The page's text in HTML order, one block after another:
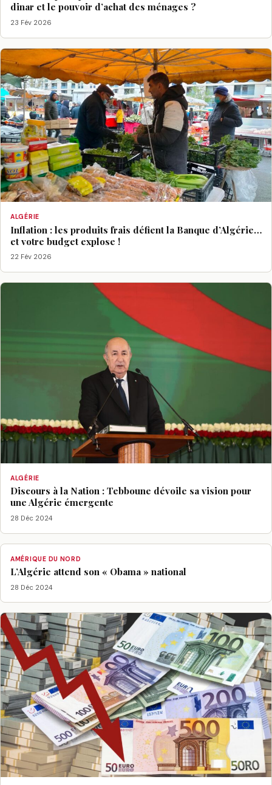
dinar et le pouvoir d’achat des ménages ?
23 Fév 2026
ALGÉRIE
Inflation : les produits frais défient la Banque d’Algérie…
et votre budget explose !
22 Fév 2026
ALGÉRIE
Discours à la Nation : Tebboune dévoile sa vision pour
une Algérie émergente
28 Déc 2024
AMÉRIQUE DU NORD
L’Algérie attend son « Obama » national
28 Déc 2024